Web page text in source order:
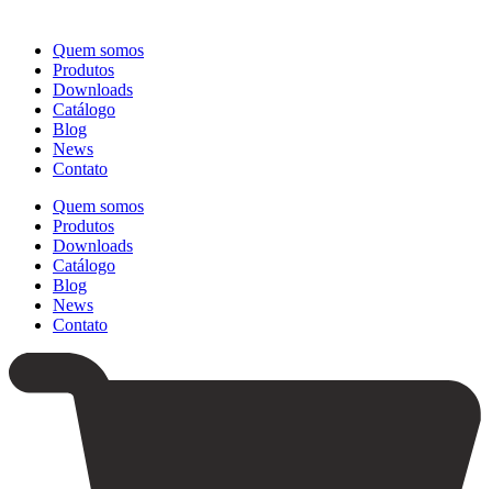
Quem somos
Produtos
Downloads
Catálogo
Blog
News
Contato
Quem somos
Produtos
Downloads
Catálogo
Blog
News
Contato